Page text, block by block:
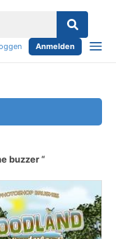
Anmelden
buzzer